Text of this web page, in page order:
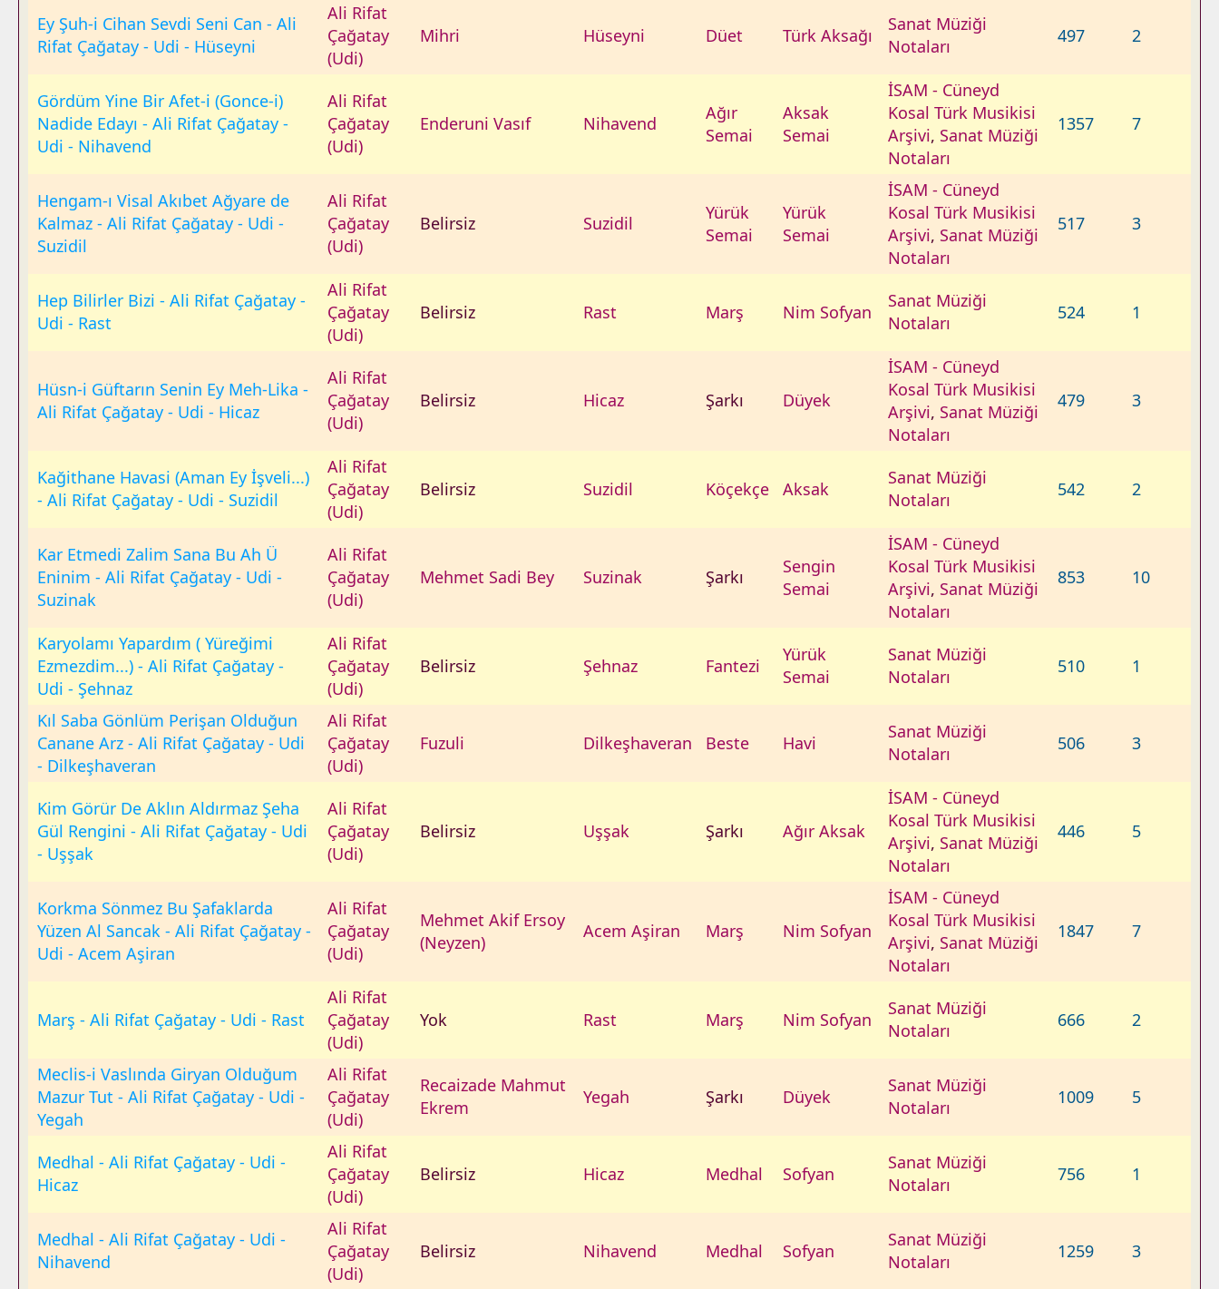
Ey Şuh-i Cihan Sevdi Seni Can - Ali
Rifat Çağatay - Udi - Hüseyni
Ali Rifat
Çağatay
(Udi)
Mihri Hüseyni Düet Türk Aksağı
Sanat Müziği
Notaları
497 2
Gördüm Yine Bir Afet-i (Gonce-i)
Nadide Edayı - Ali Rifat Çağatay -
Udi - Nihavend
Ali Rifat
Çağatay
(Udi)
Enderuni Vasıf Nihavend
Ağır
Semai
Aksak
Semai
İSAM - Cüneyd
Kosal Türk Musikisi
Arşivi, Sanat Müziği
Notaları
1357 7
Hengam-ı Visal Akıbet Ağyare de
Kalmaz - Ali Rifat Çağatay - Udi -
Suzidil
Ali Rifat
Çağatay
(Udi)
Belirsiz Suzidil
Yürük
Semai
Yürük
Semai
İSAM - Cüneyd
Kosal Türk Musikisi
Arşivi, Sanat Müziği
Notaları
517 3
Hep Bilirler Bizi - Ali Rifat Çağatay -
Udi - Rast
Ali Rifat
Çağatay
(Udi)
Belirsiz Rast Marş Nim Sofyan
Sanat Müziği
Notaları
524 1
Hüsn-i Güftarın Senin Ey Meh-Lika -
Ali Rifat Çağatay - Udi - Hicaz
Ali Rifat
Çağatay
(Udi)
Belirsiz Hicaz Şarkı Düyek
İSAM - Cüneyd
Kosal Türk Musikisi
Arşivi, Sanat Müziği
Notaları
479 3
Kağithane Havasi (Aman Ey İşveli...)
- Ali Rifat Çağatay - Udi - Suzidil
Ali Rifat
Çağatay
(Udi)
Belirsiz Suzidil Köçekçe Aksak
Sanat Müziği
Notaları
542 2
Kar Etmedi Zalim Sana Bu Ah Ü
Eninim - Ali Rifat Çağatay - Udi -
Suzinak
Ali Rifat
Çağatay
(Udi)
Mehmet Sadi Bey Suzinak Şarkı
Sengin
Semai
İSAM - Cüneyd
Kosal Türk Musikisi
Arşivi, Sanat Müziği
Notaları
853 10
Karyolamı Yapardım ( Yüreğimi
Ezmezdim...) - Ali Rifat Çağatay -
Udi - Şehnaz
Ali Rifat
Çağatay
(Udi)
Belirsiz Şehnaz Fantezi
Yürük
Semai
Sanat Müziği
Notaları
510 1
Kıl Saba Gönlüm Perişan Olduğun
Canane Arz - Ali Rifat Çağatay - Udi
- Dilkeşhaveran
Ali Rifat
Çağatay
(Udi)
Fuzuli Dilkeşhaveran Beste Havi
Sanat Müziği
Notaları
506 3
Kim Görür De Aklın Aldırmaz Şeha
Gül Rengini - Ali Rifat Çağatay - Udi
- Uşşak
Ali Rifat
Çağatay
(Udi)
Belirsiz Uşşak Şarkı Ağır Aksak
İSAM - Cüneyd
Kosal Türk Musikisi
Arşivi, Sanat Müziği
Notaları
446 5
Korkma Sönmez Bu Şafaklarda
Yüzen Al Sancak - Ali Rifat Çağatay -
Udi - Acem Aşiran
Ali Rifat
Çağatay
(Udi)
Mehmet Akif Ersoy
(Neyzen)
Acem Aşiran Marş Nim Sofyan
İSAM - Cüneyd
Kosal Türk Musikisi
Arşivi, Sanat Müziği
Notaları
1847 7
Marş - Ali Rifat Çağatay - Udi - Rast
Ali Rifat
Çağatay
(Udi)
Yok Rast Marş Nim Sofyan
Sanat Müziği
Notaları
666 2
Meclis-i Vaslında Giryan Olduğum
Mazur Tut - Ali Rifat Çağatay - Udi -
Yegah
Ali Rifat
Çağatay
(Udi)
Recaizade Mahmut
Ekrem
Yegah Şarkı Düyek
Sanat Müziği
Notaları
1009 5
Medhal - Ali Rifat Çağatay - Udi -
Hicaz
Ali Rifat
Çağatay
(Udi)
Belirsiz Hicaz Medhal Sofyan
Sanat Müziği
Notaları
756 1
Medhal - Ali Rifat Çağatay - Udi -
Nihavend
Ali Rifat
Çağatay
(Udi)
Belirsiz Nihavend Medhal Sofyan
Sanat Müziği
Notaları
1259 3